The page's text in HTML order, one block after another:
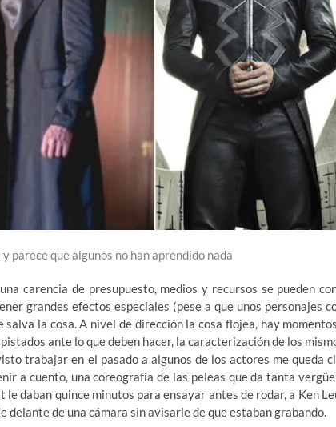
parece que algunos no han aprendido nada
carencia de presupuesto, medios y recursos se pueden
grandes efectos especiales (pese a que unos personajes
la cosa. A nivel de dirección la cosa flojea, hay
ante lo que deben hacer, la caracterización de los
trabajar en el pasado a algunos de los actores me queda
a cuento, una coreografía de las peleas que da tanta
le daban quince minutos para ensayar antes de rodar, a Ken
de una cámara sin avisarle de que estaban grabando.